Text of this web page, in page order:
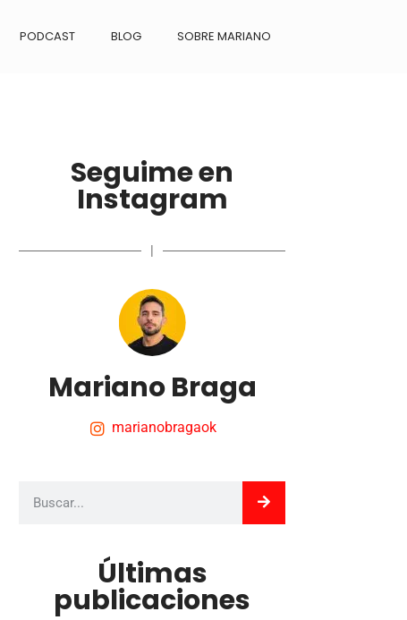
PODCAST BLOG SOBRE MARIANO
Seguime en
Instagram
|
Mariano Braga
marianobragaok
Últimas
publicaciones